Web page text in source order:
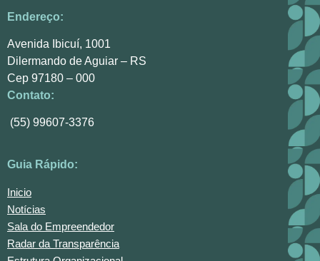
Endereço:
Avenida Ibicuí, 1001
Dilermando de Aguiar – RS
Cep 97180 – 000
Contato:
(55) 99607-3376
Guia Rápido:
Inicio
Notícias
Sala do Empreendedor
Radar da Transparência